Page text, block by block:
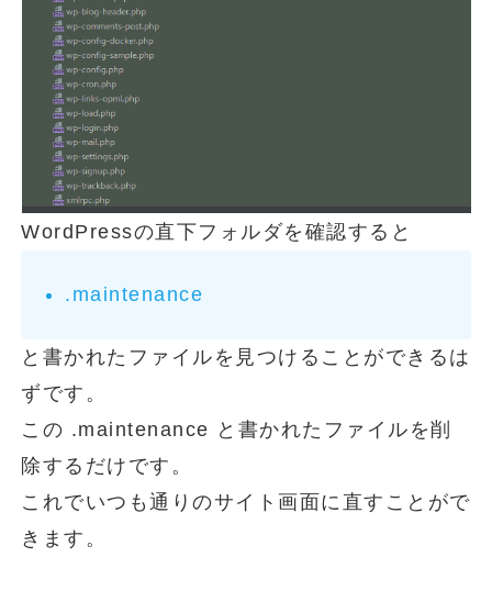
WordPressの直下フォルダを確認すると
.maintenance
と書かれたファイルを見つけることができるは
ずです。
この .maintenance と書かれたファイルを削
除するだけです。
これでいつも通りのサイト画面に直すことがで
きます。